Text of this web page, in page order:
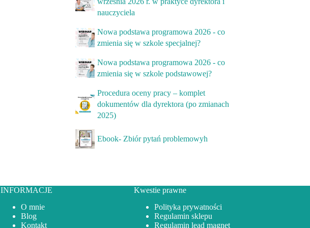
nauczyciela
Nowa podstawa programowa 2026 - co
zmienia się w szkole specjalnej?
Nowa podstawa programowa 2026 - co
zmienia się w szkole podstawowej?
Procedura oceny pracy – komplet
dokumentów dla dyrektora (po zmianach
2025)
Ebook- Zbiór pytań problemowyh
INFORMACJE
O mnie
Blog
Kontakt
Kwestie prawne
Polityka prywatności
Regulamin sklepu
Regulamin lead magnet